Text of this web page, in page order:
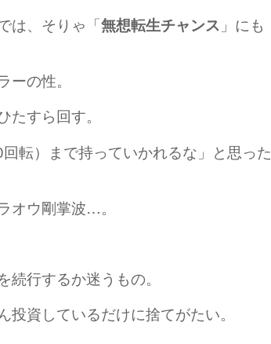
は、そりゃ「無想転生チャンス 」にも
の性。
たすら回す。
転）まで持っていかれるな」と思った
オウ剛掌波…。
行するか迷うもの。
資しているだけに捨てがたい。